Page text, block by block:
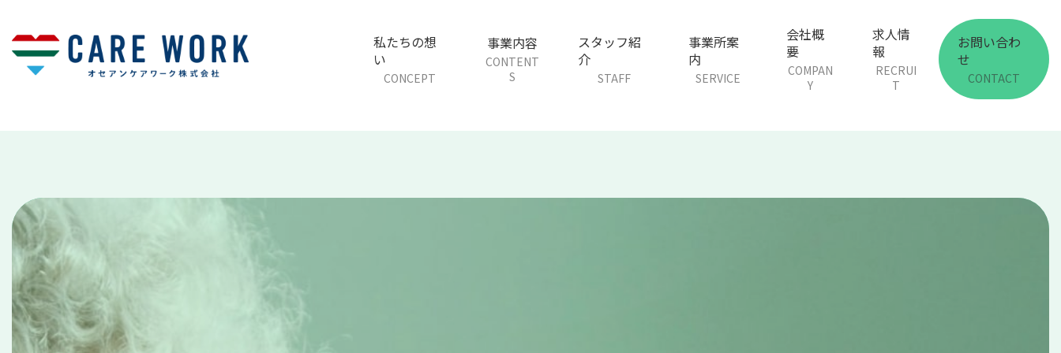
私たちの想
い
CONCEPT
事業内容
CONTENT
S
スタッフ紹
介
STAFF
事業所案
内
SERVICE
会社概
要
COMPAN
Y
求人情
報
RECRUI
T
お問い合わ
せ
CONTACT